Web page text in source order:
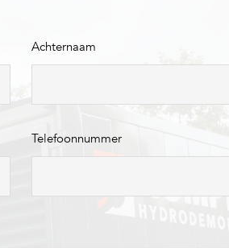
Achternaam
Telefoonnummer